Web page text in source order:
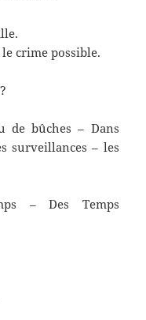
crime possible.
de bûches – Dans
surveillances – les
– Des Temps